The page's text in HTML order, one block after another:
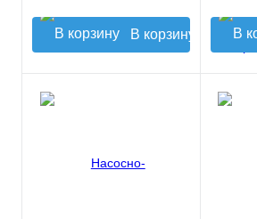
В корзину